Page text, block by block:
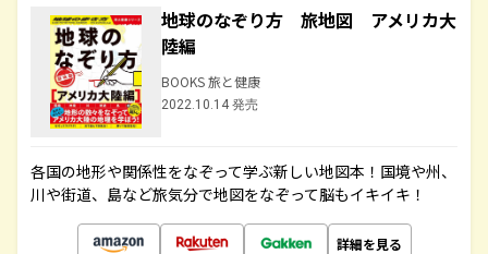
地球のなぞり方 旅地図 アメリカ大
陸編
BOOKS 旅と健康
2022.10.14 発売
各国の地形や関係性をなぞって学ぶ新しい地図本！国境や州、
川や街道、島など旅気分で地図をなぞって脳もイキイキ！
詳細を見る